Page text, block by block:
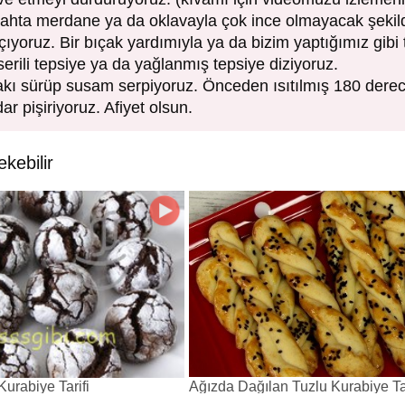
merdane ya da oklavayla çok ince olmayacak
Bir bıçak yardımıyla ya da bizim yaptığımız gibi
tepsiye ya da yağlanmış tepsiye diziyoruz.
sürüp susam serpiyoruz. Önceden ısıtılmış 180
pişiriyoruz. Afiyet olsun.
Tarifi Ağızda Dağılan Tuzlu Kurabiye